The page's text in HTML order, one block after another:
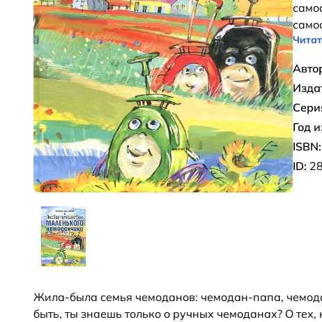
Год
ISBN:
ID:
Жила-была семья чемоданов: чемодан-папа,
быть, ты знаешь только о ручных чемоданах? О